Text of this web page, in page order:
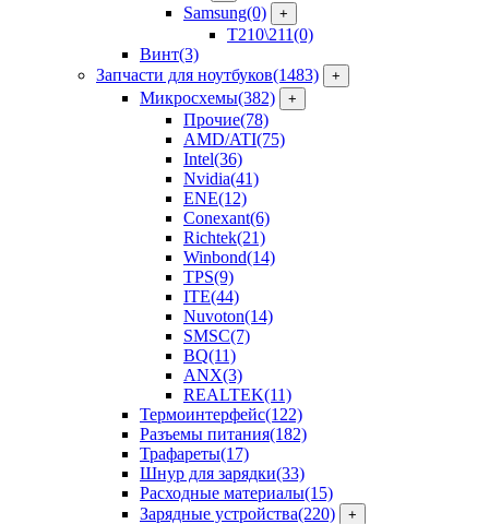
Samsung(0) +
T210\211(0)
Винт(3)
Запчасти для ноутбуков(1483) +
Микросхемы(382) +
Прочие(78)
AMD/ATI(75)
Intel(36)
Nvidia(41)
ENE(12)
Conexant(6)
Richtek(21)
Winbond(14)
TPS(9)
ITE(44)
Nuvoton(14)
SMSC(7)
BQ(11)
ANX(3)
REALTEK(11)
Термоинтерфейс(122)
Разъемы питания(182)
Трафареты(17)
Шнур для зарядки(33)
Расходные материалы(15)
Зарядные устройства(220) +